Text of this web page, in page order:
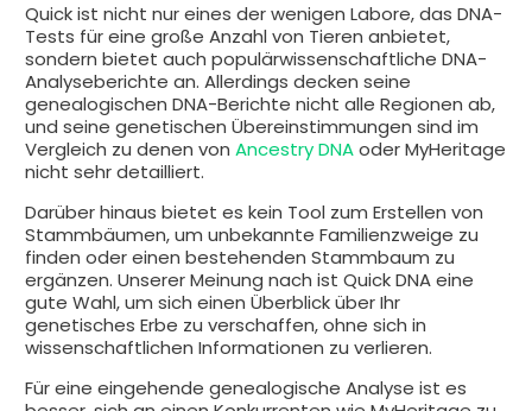
Quick ist nicht nur eines der wenigen Labore, das DNA-
Tests für eine große Anzahl von Tieren anbietet,
sondern bietet auch populärwissenschaftliche DNA-
Analyseberichte an. Allerdings decken seine
genealogischen DNA-Berichte nicht alle Regionen ab,
und seine genetischen Übereinstimmungen sind im
Vergleich zu denen von Ancestry DNAoder MyHeritage
nicht sehr detailliert.
Darüber hinaus bietet es kein Tool zum Erstellen von
Stammbäumen, um unbekannte Familienzweige zu
finden oder einen bestehenden Stammbaum zu
ergänzen. Unserer Meinung nach ist Quick DNA eine
gute Wahl, um sich einen Überblick über Ihr
genetisches Erbe zu verschaffen, ohne sich in
wissenschaftlichen Informationen zu verlieren.
Für eine eingehende genealogische Analyse ist es